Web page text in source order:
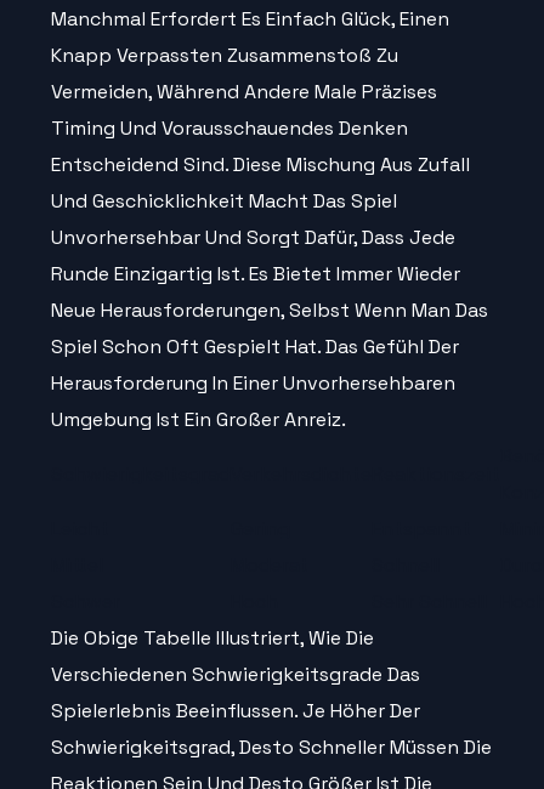
Manchmal Erfordert Es Einfach Glück, Einen
Knapp Verpassten Zusammenstoß Zu
Vermeiden, Während Andere Male Präzises
Timing Und Vorausschauendes Denken
Entscheidend Sind. Diese Mischung Aus Zufall
Und Geschicklichkeit Macht Das Spiel
Unvorhersehbar Und Sorgt Dafür, Dass Jede
Runde Einzigartig Ist. Es Bietet Immer Wieder
Neue Herausforderungen, Selbst Wenn Man Das
Spiel Schon Oft Gespielt Hat. Das Gefühl Der
Herausforderung In Einer Unvorhersehbaren
Umgebung Ist Ein Großer Anreiz.
Die Obige Tabelle Illustriert, Wie Die
Verschiedenen Schwierigkeitsgrade Das
Spielerlebnis Beeinflussen. Je Höher Der
Schwierigkeitsgrad, Desto Schneller Müssen Die
Reaktionen Sein Und Desto Größer Ist Die